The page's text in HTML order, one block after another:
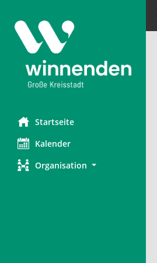
Startseite
Kalender
Organisation